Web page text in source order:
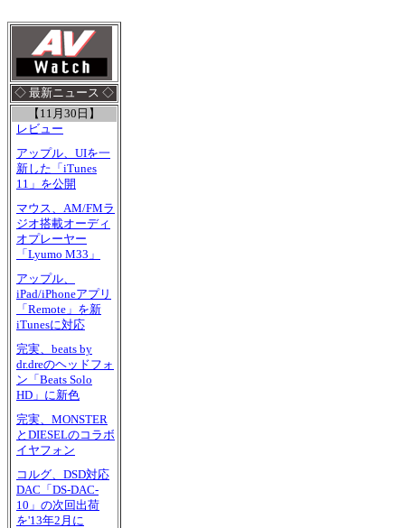
◇ 最新ニュース ◇
【11月30日】
レビュー
アップル、UIを一
新した「iTunes
11」を公開
マウス、AM/FMラ
ジオ搭載オーディ
オプレーヤー
「Lyumo M33」
アップル、
iPad/iPhoneアプリ
「Remote」を新
iTunesに対応
完実、beats by
dr.dreのヘッドフォ
ン「Beats Solo
HD」に新色
完実、MONSTER
とDIESELのコラボ
イヤフォン
コルグ、DSD対応
DAC「DS-DAC-
10」の次回出荷
を'13年2月に